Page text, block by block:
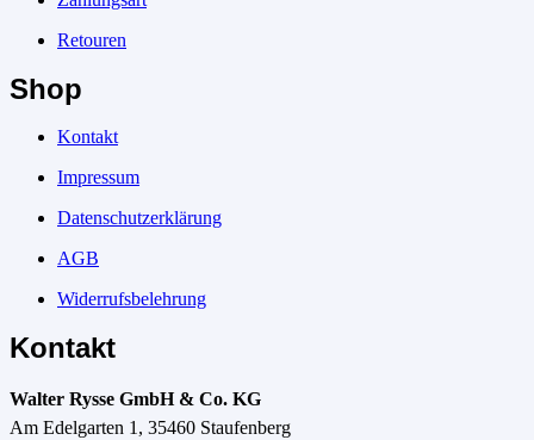
Retouren
Shop
Kontakt
Impressum
Datenschutzerklärung
AGB
Widerrufsbelehrung
Kontakt
Walter Rysse GmbH & Co. KG
Am Edelgarten 1, 35460 Staufenberg